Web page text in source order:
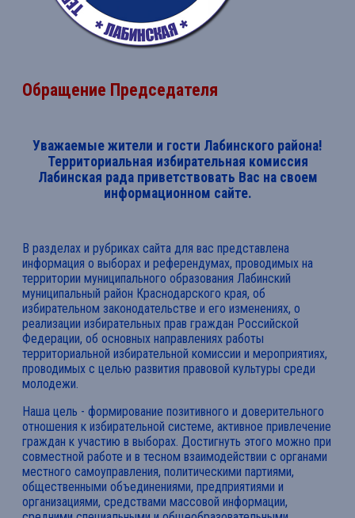
Обращение Председателя
Уважаемые жители и гости Лабинского района!
Территориальная избирательная комиссия
Лабинская рада приветствовать Вас на своем
информационном сайте.
В разделах и рубриках сайта для вас представлена
информация о выборах и референдумах, проводимых на
территории муниципального образования Лабинский
муниципальный район Краснодарского края, об
избирательном законодательстве и его изменениях, о
реализации избирательных прав граждан Российской
Федерации, об основных направлениях работы
территориальной избирательной комиссии и мероприятиях,
проводимых с целью развития правовой культуры среди
молодежи.
Наша цель - формирование позитивного и доверительного
отношения к избирательной системе, активное привлечение
граждан к участию в выборах. Достигнуть этого можно при
совместной работе и в тесном взаимодействии с органами
местного самоуправления, политическими партиями,
общественными объединениями, предприятиями и
организациями, средствами массовой информации,